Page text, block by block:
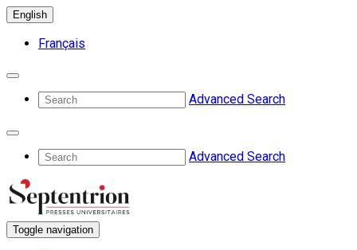
English
Français
Advanced Search
Advanced Search
Toggle navigation